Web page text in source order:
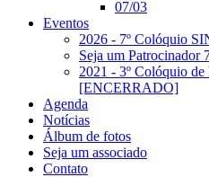
07/03
Eventos
2026 - 7º Colóquio
Seja um Patrocinador
2021 - 3º Colóquio
[ENCERRADO]
Agenda
Notícias
Álbum de fotos
Seja um associado
Contato